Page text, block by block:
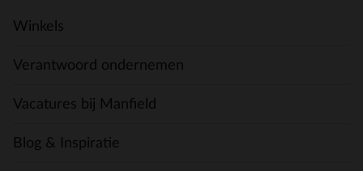
Winkels
Verantwoord ondernemen
Vacatures bij Manfield
Blog & Inspiratie